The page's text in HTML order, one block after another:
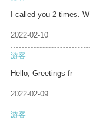
I called you 2 times. W
2022-02-10
游客
Hello, Greetings fr
2022-02-09
游客